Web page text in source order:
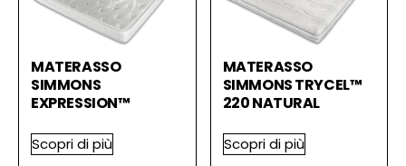
MATERASSO
SIMMONS
EXPRESSION™
Scopri di più
MATERASSO
SIMMONS TRYCEL™
220 NATURAL
Scopri di più